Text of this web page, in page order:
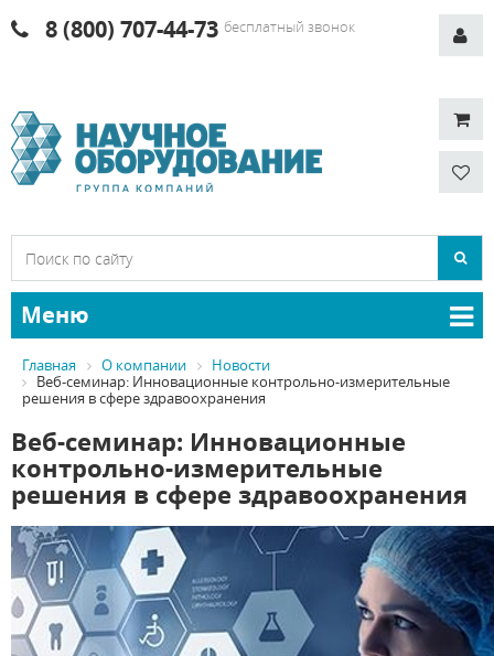
8 (800) 707-44-73 бесплатный звонок
Меню
Главная О компании
Новости
Веб-семинар: Инновационные контрольно-измерительные
решения в сфере здравоохранения
Веб-семинар: Инновационные
контрольно-измерительные
решения в сфере здравоохранения